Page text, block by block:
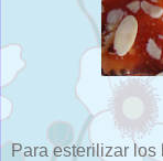
Para esterilizar